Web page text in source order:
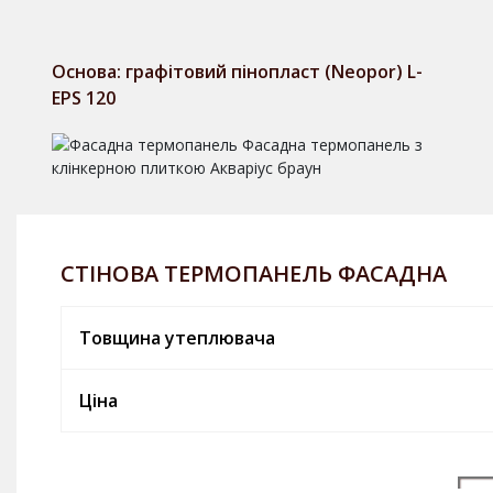
Основа: графітовий пінопласт (Neopor) L-
EPS 120
СТІНОВА ТЕРМОПАНЕЛЬ ФАСАДНА
Товщина утеплювача
Ціна